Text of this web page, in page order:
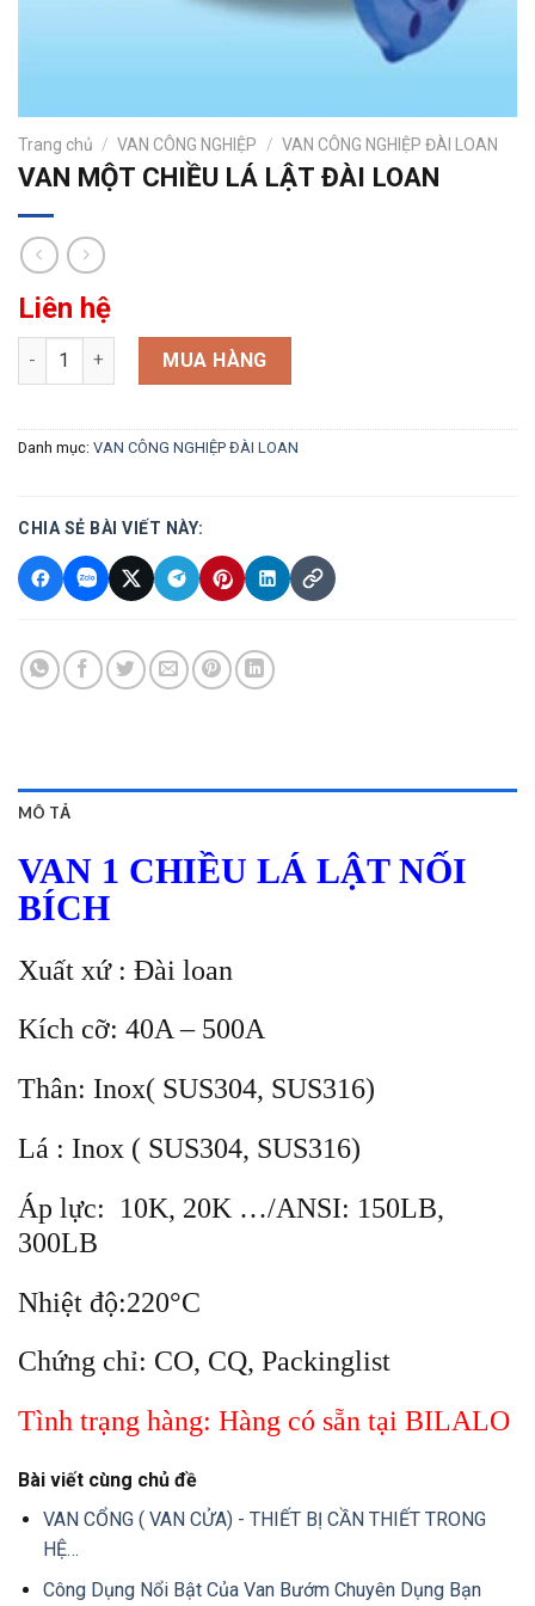
Trang chủ / VAN CÔNG NGHIỆP / VAN CÔNG NGHIỆP ĐÀI LOAN
VAN MỘT CHIỀU LÁ LẬT ĐÀI LOAN
Liên hệ
VAN MỘT CHIỀU LÁ LẬT ĐÀI LOAN số lượng
MUA HÀNG
Danh mục: VAN CÔNG NGHIỆP ĐÀI LOAN
CHIA SẺ BÀI VIẾT NÀY:
MÔ TẢ
VAN 1 CHIỀU LÁ LẬT NỐI
BÍCH
Xuất xứ : Đài loan
Kích cỡ: 40A – 500A
Thân: Inox( SUS304, SUS316)
Lá : Inox ( SUS304, SUS316)
Áp lực: 10K, 20K …/ANSI: 150LB,
300LB
Nhiệt độ:220°C
Chứng chỉ: CO, CQ, Packinglist
Tình trạng hàng: Hàng có sẵn tại BILALO
Bài viết cùng chủ đề
VAN CỔNG ( VAN CỬA) - THIẾT BỊ CẦN THIẾT TRONG
HỆ…
Công Dụng Nổi Bật Của Van Bướm Chuyên Dụng Bạn